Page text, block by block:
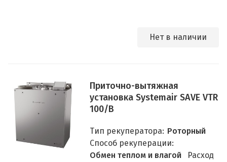
Нет в наличии
Приточно-вытяжная
установка Systemair SAVE VTR
100/B
Тип рекуператора: Роторный
Способ рекуперации:
Обмен теплом и влагой
Расход